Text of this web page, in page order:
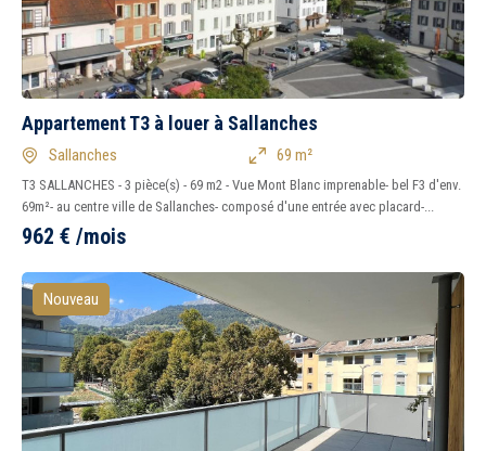
5 km 10 km 15 km
Appartement T3 à louer à Sallanches
Sallanches 69 m²
T3 SALLANCHES - 3 pièce(s) - 69 m2 - Vue Mont Blanc imprenable- bel F3 d'env.
69m²- au centre ville de Sallanches- composé d'une entrée avec placard-...
962 € /mois
Nouveau